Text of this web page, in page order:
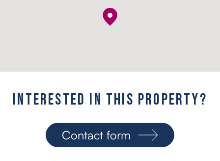
Interested in this property?
Contact form